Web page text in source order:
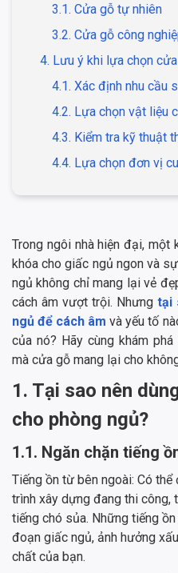
3.1. Cửa gỗ tự nhiên
3.2. Cửa gỗ công
4. Lưu ý khi lựa chọn
4.1. Xác định nhu cầu
4.2. Lựa chọn vật liệu
4.3. Kiểm tra kỹ thuật
4.4. Lựa chọn đơn vị
Trong ngôi nhà hiện đại, một
khóa cho giấc ngủ ngon và
ngủ không chỉ mang lại vẻ
cách âm vượt trội. Nhưng tại
ngủ để cách âm và yếu tố
của nó? Hãy cùng khám
mà cửa gỗ mang lại cho
1. Tại sao nên
cho phòng ngủ?
1.1. Ngăn chặn tiếng
Tiếng ồn từ bên ngoài: Có
trình xây dựng đang thi công,
tiếng chó sủa. Những tiếng
đoạn giấc ngủ, ảnh hưởng
chất của bạn.